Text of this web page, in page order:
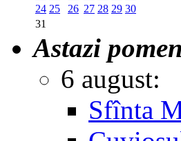
24 25 26 27 28 29 30
31
Astazi
6 august:
Sfînta